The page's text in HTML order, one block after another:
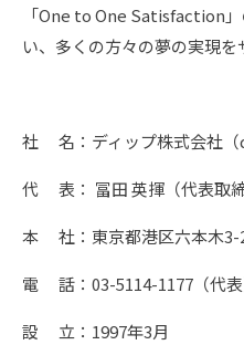
「One to One Satisfaction
い、多くの方々の夢の実現を
社 名：ディップ株式会社（
代 表： 冨田 英揮（代表取締
本 社：東京都港区六本木3-
電 話：03-5114-1177（代表
設 立：1997年3月